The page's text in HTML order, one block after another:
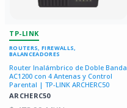
TP-LINK
ROUTERS, FIREWALLS,
BALANCEADORES
ARCHERC50
Router Inalámbrico de Doble Banda
AC1200 con 4 Antenas y Control
Parental | TP-LINK ARCHERC50